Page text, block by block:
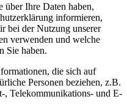
Ihre Daten haben,
informieren,
bei der Nutzung unserer
verwenden und welche
Sie haben.
die sich auf
Personen beziehen, z.B.
, Telekommunikations- und E-